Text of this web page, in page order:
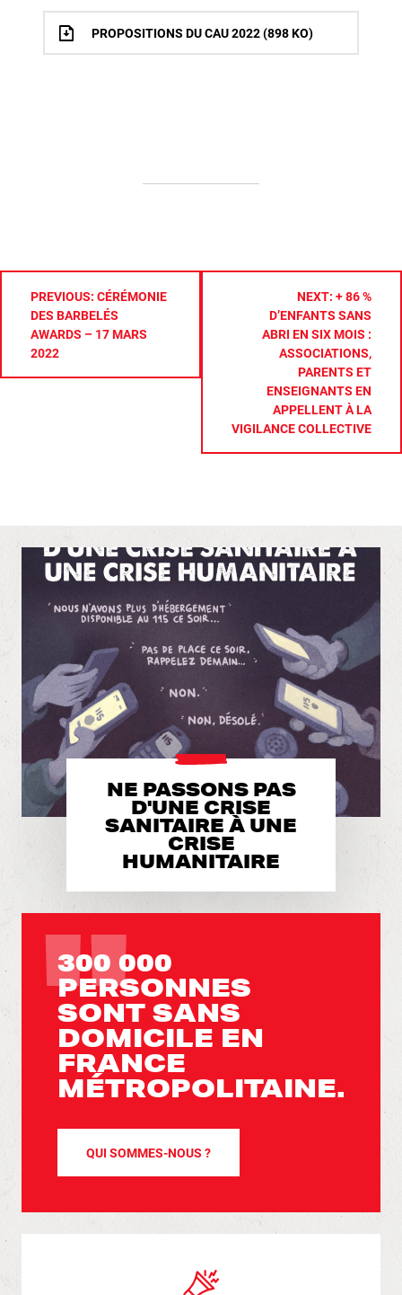
PROPOSITIONS DU CAU 2022 (898 KO)
L’ARTICLE
PREVIOUS: CÉRÉMONIE
DES BARBELÉS
AWARDS – 17 MARS
2022
NEXT: + 86 %
D’ENFANTS SANS
ABRI EN SIX MOIS :
ASSOCIATIONS,
PARENTS ET
ENSEIGNANTS EN
APPELLENT À LA
VIGILANCE COLLECTIVE
NE PASSONS PAS
D'UNE CRISE
SANITAIRE À UNE
CRISE
HUMANITAIRE
300 000
PERSONNES
SONT SANS
DOMICILE EN
FRANCE
MÉTROPOLITAINE.
QUI SOMMES-NOUS ?